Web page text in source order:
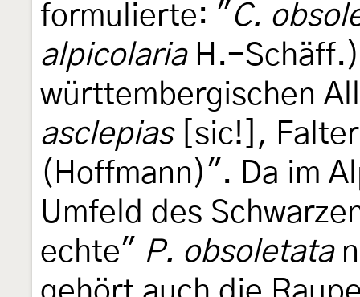
formulierte: " C.
alpicolariaH.-
württembergischen
asclepias[sic!], Falter
(Hoffmann)". Da im
Umfeld des
echte" P. obsoletata